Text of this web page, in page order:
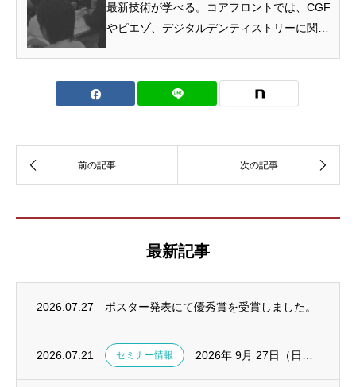
最新技術が学べる。コアフロントでは、CGF
やピエゾ、デジタルデンティストリーに関す
最新記事
2026.07.27 ポスター発表にて優秀賞を受賞しました。
2026.07.21 セミナー情報 2026年 9月 27日（日）診療で活きる！TreLab実践ハンズオンセミナー in東...